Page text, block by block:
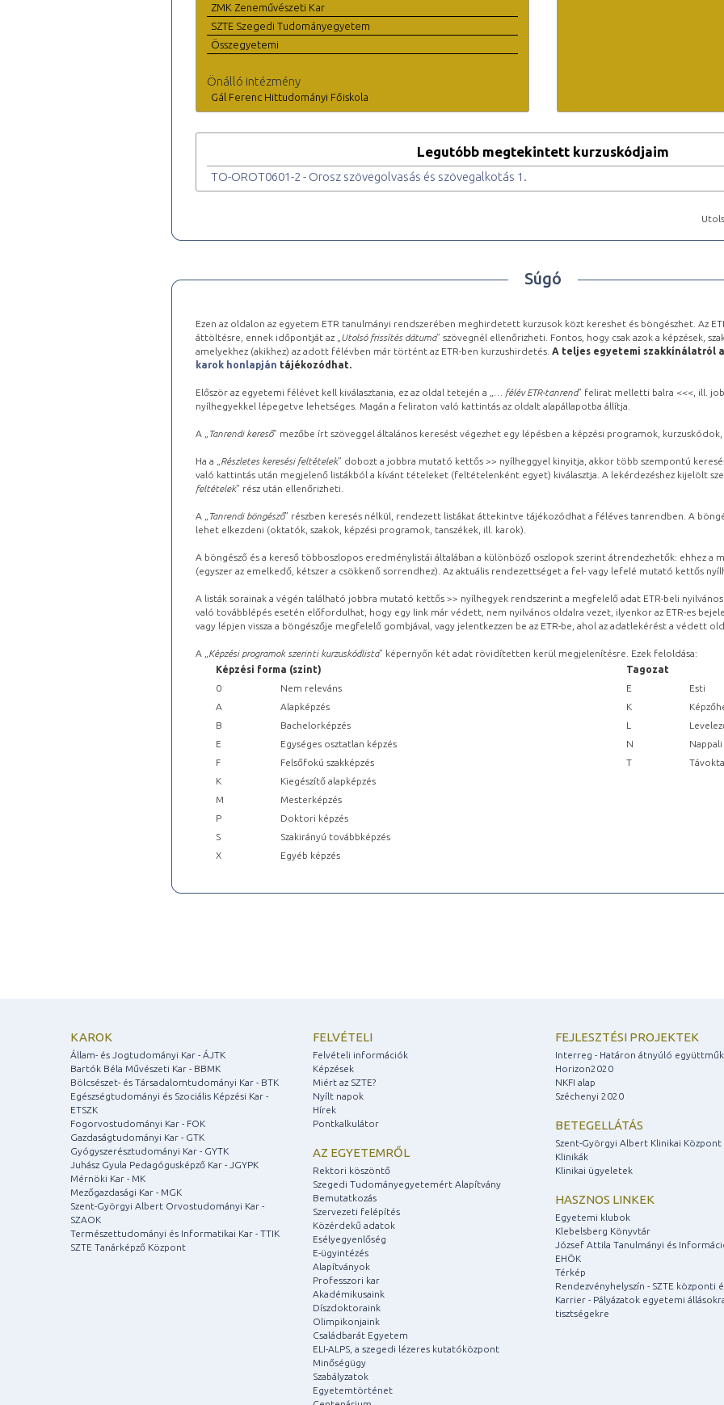
ZMK Zeneművészeti Kar
SZTE Szegedi Tudományegyetem
Összegyetemi
Önálló intézmény
Gál Ferenc Hittudományi Főiskola
Legutóbb megtekintett kurzuskódjaim
TO-OROT0601-2 - Orosz szövegolvasás és szövegalkotás 1.
Súgó
Ezen az oldalon az egyetem ETR tanulmányi rendszerében meghirdetett kurzusok közt kereshet és böngészhet. Az
áttöltésre, ennek időpontját az „ Utolsó frissítés dátuma” szövegnél ellenőrizheti. Fontos, hogy csak azok a képzések,
amelyekhez (akikhez) az adott félévben már történt az ETR-ben kurzushirdetés. A teljes egyetemi szakkínálatról a
karok honlapján tájékozódhat.
Először az egyetemi félévet kell kiválasztania, ez az oldal tetején a „ … félév ETR-tanrend” felirat melletti balra <<<, ill.
nyílhegyekkel lépegetve lehetséges. Magán a feliraton való kattintás az oldalt alapállapotba állítja.
A „ Tanrendi kereső” mezőbe írt szöveggel általános keresést végezhet egy lépésben a képzési programok,
Ha a „ Részletes keresési feltételek” dobozt a jobbra mutató kettős >> nyílheggyel kinyitja, akkor több szempontú
való kattintás után megjelenő listákból a kívánt tételeket (feltételenként egyet) kiválasztja. A lekérdezéshez kijelölt
feltételek” rész után ellenőrizheti.
A „ Tanrendi böngésző” részben keresés nélkül, rendezett listákat áttekintve tájékozódhat a féléves tanrendben. A
lehet elkezdeni (oktatók, szakok, képzési programok, tanszékek, ill. karok).
A böngésző és a kereső többoszlopos eredménylistái általában a különböző oszlopok szerint átrendezhetők: ehhez a
(egyszer az emelkedő, kétszer a csökkenő sorrendhez). Az aktuális rendezettséget a fel- vagy lefelé mutató kettős
A listák sorainak a végén található jobbra mutató kettős >> nyílhegyek rendszerint a megfelelő adat ETR-beli
való továbblépés esetén előfordulhat, hogy egy link már védett, nem nyilvános oldalra vezet, ilyenkor az ETR-es
vagy lépjen vissza a böngészője megfelelő gombjával, vagy jelentkezzen be az ETR-be, ahol az adatlekérést a védett
A „ Képzési programok szerinti kurzuskódlista” képernyőn két adat rövidítetten kerül megjelenítésre. Ezek feloldása:
Képzési forma (szint)
Tagozat
0
Nem releváns E
Esti
A
Alapképzés K
B
Bachelorképzés L
E
Egységes osztatlan képzés N
Nappali
F
Felsőfokú szakképzés T
K
Kiegészítő alapképzés
M
Mesterképzés
P
Doktori képzés
S
Szakirányú továbbképzés
X
Egyéb képzés
KAROK
Állam- és Jogtudományi Kar - ÁJTK
Bartók Béla Művészeti Kar - BBMK
Bölcsészet- és Társadalomtudományi Kar - BTK
Egészségtudományi és Szociális Képzési Kar -
ETSZK
Fogorvostudományi Kar - FOK
Gazdaságtudományi Kar - GTK
Gyógyszerésztudományi Kar - GYTK
Juhász Gyula Pedagógusképző Kar - JGYPK
Mérnöki Kar - MK
Mezőgazdasági Kar - MGK
Szent-Györgyi Albert Orvostudományi Kar -
SZAOK
Természettudományi és Informatikai Kar - TTIK
SZTE Tanárképző Központ
FELVÉTELI
Felvételi információk
Képzések
Miért az SZTE?
Nyílt napok
Hírek
Pontkalkulátor
AZ EGYETEMRŐL
Rektori köszöntő
Szegedi Tudományegyetemért Alapítvány
Bemutatkozás
Szervezeti felépítés
Közérdekű adatok
Esélyegyenlőség
E-ügyintézés
Alapítványok
Professzori kar
Akadémikusaink
Díszdoktoraink
Olimpikonjaink
Családbarát Egyetem
ELI-ALPS, a szegedi lézeres kutatóközpont
Minőségügy
Szabályzatok
Egyetemtörténet
FEJLESZTÉSI PROJEKTEK
Interreg - Határon átnyúló
Horizon2020
NKFI alap
Széchenyi 2020
BETEGELLÁTÁS
Szent-Györgyi Albert Klinikai Központ
Klinikák
Klinikai ügyeletek
HASZNOS LINKEK
Egyetemi klubok
Klebelsberg Könyvtár
József Attila Tanulmányi és
EHÖK
Térkép
Rendezvényhelyszín - SZTE központi
Karrier - Pályázatok egyetemi
tisztségekre